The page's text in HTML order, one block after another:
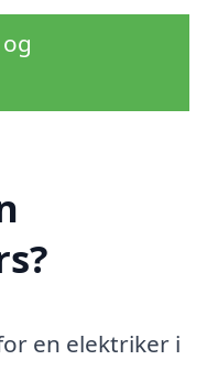
en elektriker i